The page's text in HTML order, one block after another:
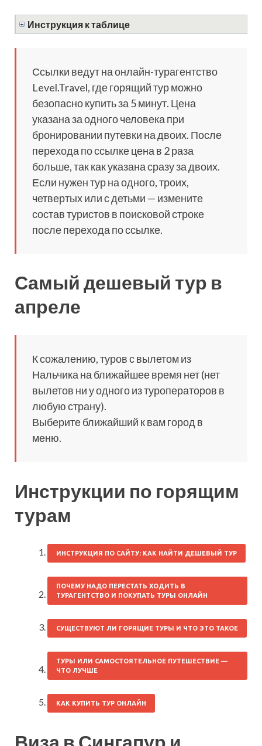
Инструкция к таблице
Ссылки ведут на онлайн-турагентство
Level.Travel, где горящий тур можно
безопасно купить за 5 минут. Цена
указана за одного человека при
бронировании путевки на двоих. После
перехода по ссылке цена в 2 раза
больше, так как указана сразу за двоих.
Если нужен тур на одного, троих,
четвертых или с детьми — измените
состав туристов в поисковой строке
после перехода по ссылке.
Самый дешевый тур в
апреле
К сожалению, туров с вылетом из
Нальчика на ближайшее время нет (нет
вылетов ни у одного из туроператоров в
любую страну).
Выберите ближайший к вам город в
меню.
Инструкции по горящим
турам
ИНСТРУКЦИЯ ПО САЙТУ: КАК НАЙТИ ДЕШЕВЫЙ ТУР
ПОЧЕМУ НАДО ПЕРЕСТАТЬ ХОДИТЬ В
ТУРАГЕНТСТВО И ПОКУПАТЬ ТУРЫ ОНЛАЙН
СУЩЕСТВУЮТ ЛИ ГОРЯЩИЕ ТУРЫ И ЧТО ЭТО ТАКОЕ
ТУРЫ ИЛИ САМОСТОЯТЕЛЬНОЕ ПУТЕШЕСТВИЕ —
ЧТО ЛУЧШЕ
КАК КУПИТЬ ТУР ОНЛАЙН
Виза в Сингапур и